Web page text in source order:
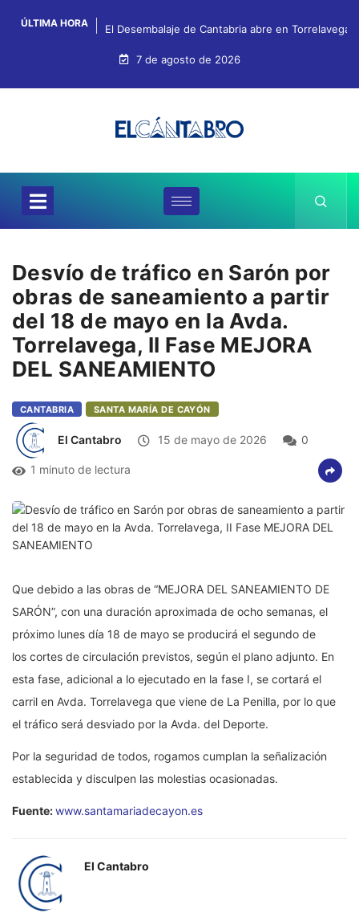
ÚLTIMA HORA El Desembalaje de Cantabria abre en
7 de agosto de 2026
Desvío de tráfico en Sarón por
obras de saneamiento a partir
del 18 de mayo en la Avda.
Torrelavega, II Fase MEJORA
DEL SANEAMIENTO
CANTABRIA SANTA MARÍA DE CAYÓN
El Cantabro 15 de mayo de 2026 0
1 minuto de lectura
Que debido a las obras de “MEJORA DEL SANEAMIENTO DE
SARÓN”, con una duración aproximada de ocho semanas, el
próximo lunes día 18 de mayo se producirá el segundo de
los cortes de circulación previstos, según el plano adjunto. En
esta fase, adicional a lo ejecutado en la fase I, se cortará el
carril en Avda. Torrelavega que viene de La Penilla, por lo que
el tráfico será desviado por la Avda. del Deporte.
Por la seguridad de todos, rogamos cumplan la señalización
establecida y disculpen las molestias ocasionadas.
Fuente:www.santamariadecayon.es
El Cantabro